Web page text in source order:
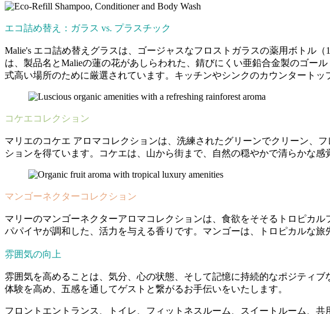
エコ詰め替え：ガラス vs. プラスチック
Malie's エコ詰め替えグラスは、ゴージャスなフロストガラスの薬用ボトル
は、製品名とMalieの蓮の花があしらわれた、錆びにくい亜鉛合金製のゴー
式高い場所のために厳選されています。キッチンやシンクのカウンタートッ
コケエコレクション
マリエのコケエ アロマコレクションは、洗練されたグリーンでクリーン、
ションを得ています。コケエは、山から街まで、自然の穏やかで清らかな感
マンゴーネクターコレクション
マリーのマンゴーネクターアロマコレクションは、食欲をそそるトロピカ
パパイヤが調和した、活力を与える香りです。マンゴーは、トロピカルな
雰囲気の向上
雰囲気を高めることは、気分、心の状態、そして記憶に持続的なポジティ
体験を高め、五感を通してゲストと繋がるお手伝いをいたします。
フロントエントランス、トイレ、フィットネスルーム、スイートルーム、